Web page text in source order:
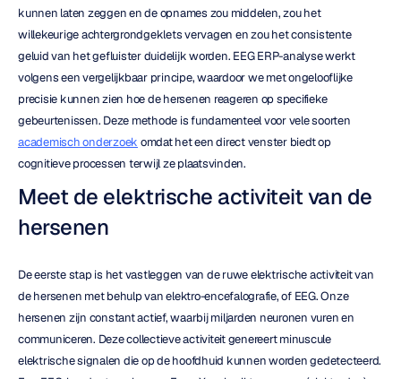
kunnen laten zeggen en de opnames zou middelen, zou het
willekeurige achtergrondgeklets vervagen en zou het consistente
geluid van het gefluister duidelijk worden. EEG ERP-analyse werkt
volgens een vergelijkbaar principe, waardoor we met ongelooflijke
precisie kunnen zien hoe de hersenen reageren op specifieke
academisch onderzoek omdat het een direct venster biedt op
cognitieve processen terwijl ze plaatsvinden.
Meet de elektrische activiteit van de
hersenen
De eerste stap is het vastleggen van de ruwe elektrische activiteit van
de hersenen met behulp van elektro-encefalografie, of EEG. Onze
hersenen zijn constant actief, waarbij miljarden neuronen vuren en
communiceren. Deze collectieve activiteit genereert minuscule
elektrische signalen die op de hoofdhuid kunnen worden gedetecteerd.